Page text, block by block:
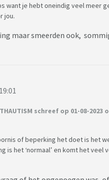
want je hebt oneindig veel meer
jou.
maar smeerden ook,
schreef op 01-08-2023
of beperking het doet is het
is het ‘normaal’ en komt het veel